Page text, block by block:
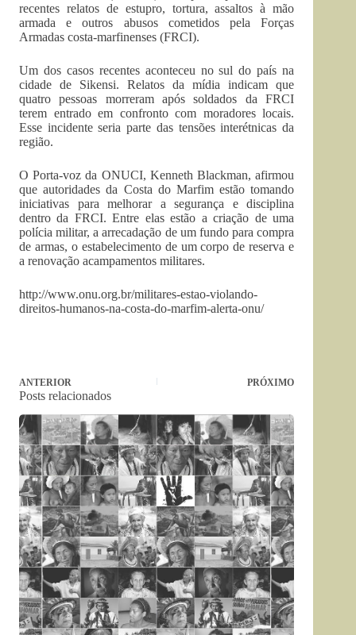
recentes relatos de estupro, tortura, assaltos à mão
armada e outros abusos cometidos pela Forças
Armadas costa-marfinenses (FRCI).
Um dos casos recentes aconteceu no sul do país na
cidade de Sikensi. Relatos da mídia indicam que
quatro pessoas morreram após soldados da FRCI
terem entrado em confronto com moradores locais.
Esse incidente seria parte das tensões interétnicas da
região.
O Porta-voz da ONUCI, Kenneth Blackman, afirmou
que autoridades da Costa do Marfim estão tomando
iniciativas para melhorar a segurança e disciplina
dentro da FRCI. Entre elas estão a criação de uma
polícia militar, a arrecadação de um fundo para compra
de armas, o estabelecimento de um corpo de reserva e
a renovação acampamentos militares.
http://www.onu.org.br/militares-estao-violando-
direitos-humanos-na-costa-do-marfim-alerta-onu/
ANTERIOR PRÓXIMO
Posts relacionados